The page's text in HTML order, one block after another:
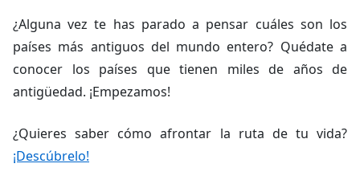
¿Alguna vez te has parado a pensar cuáles son los
países más antiguos del mundo entero? Quédate a
conocer los países que tienen miles de años de
antigüedad. ¡Empezamos!
¿Quieres saber cómo afrontar la ruta de tu vida?
¡Descúbrelo!